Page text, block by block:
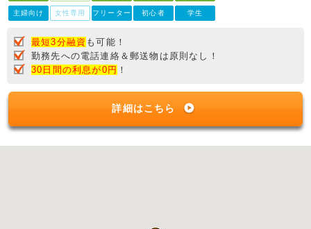
主婦向け 女性専用 フリーター 初心者 学生
最短3分融資 も可能！
勤務先への電話連絡＆郵送物は原則なし！
30日間の利息が0円 ！
詳細はこちら